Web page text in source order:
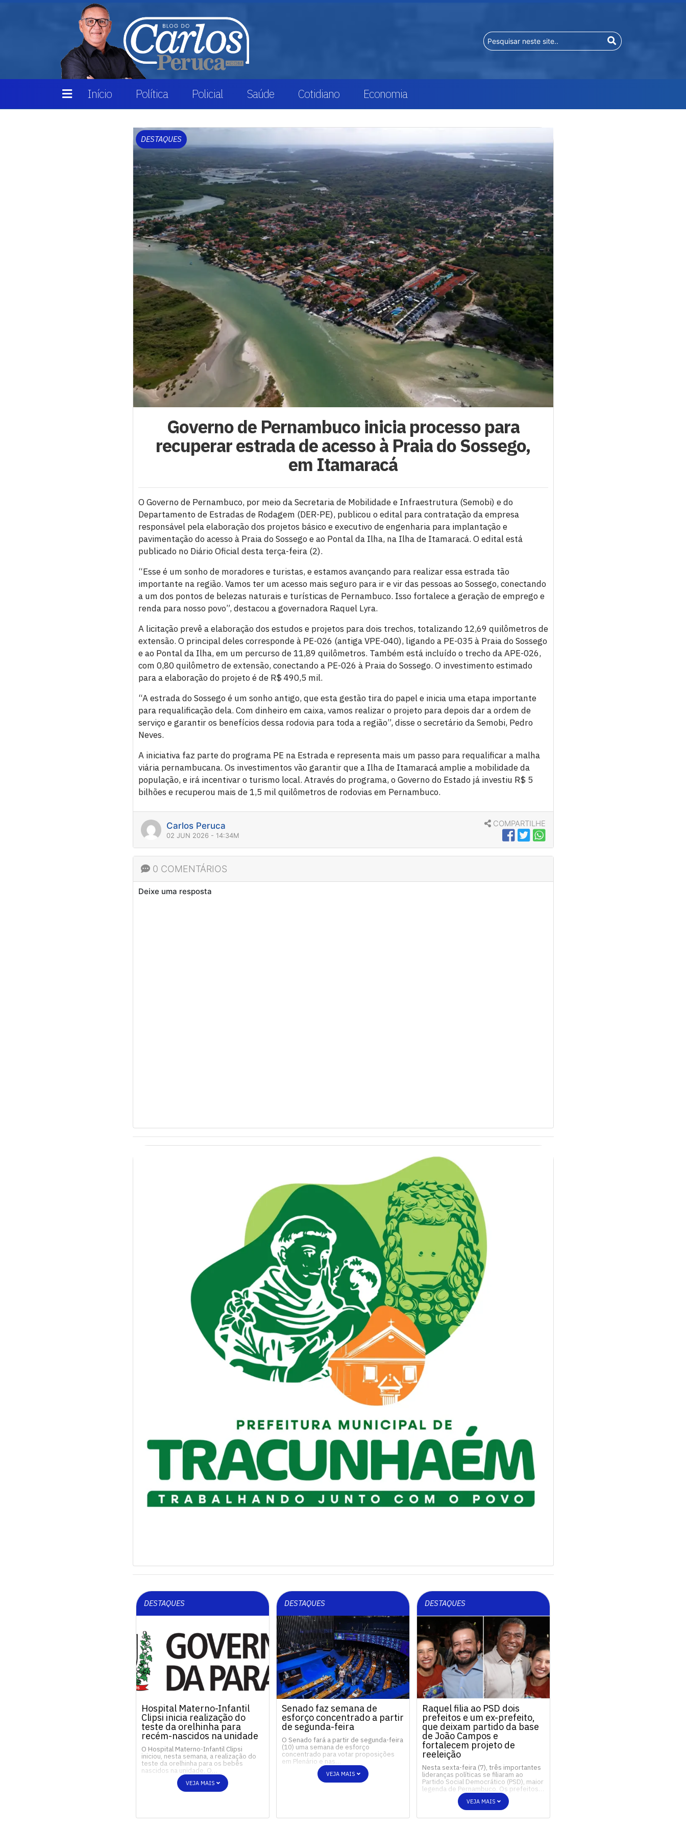
Início Política Policial Saúde Cotidiano Economia
DESTAQUES
Governo de Pernambuco inicia processo para
recuperar estrada de acesso à Praia do Sossego,
em Itamaracá
O Governo de Pernambuco, por meio da Secretaria de Mobilidade e Infraestrutura (Semobi) e do
Departamento de Estradas de Rodagem (DER-PE), publicou o edital para contratação da empresa
responsável pela elaboração dos projetos básico e executivo de engenharia para implantação e
pavimentação do acesso à Praia do Sossego e ao Pontal da Ilha, na Ilha de Itamaracá. O edital está
publicado no Diário Oficial desta terça-feira (2).
“Esse é um sonho de moradores e turistas, e estamos avançando para realizar essa estrada tão
importante na região. Vamos ter um acesso mais seguro para ir e vir das pessoas ao Sossego, conectando
a um dos pontos de belezas naturais e turísticas de Pernambuco. Isso fortalece a geração de emprego e
renda para nosso povo”, destacou a governadora Raquel Lyra.
A licitação prevê a elaboração dos estudos e projetos para dois trechos, totalizando 12,69 quilômetros de
extensão. O principal deles corresponde à PE-026 (antiga VPE-040), ligando a PE-035 à Praia do Sossego
e ao Pontal da Ilha, em um percurso de 11,89 quilômetros. Também está incluído o trecho da APE-026,
com 0,80 quilômetro de extensão, conectando a PE-026 à Praia do Sossego. O investimento estimado
para a elaboração do projeto é de R$ 490,5 mil.
“A estrada do Sossego é um sonho antigo, que esta gestão tira do papel e inicia uma etapa importante
para requalificação dela. Com dinheiro em caixa, vamos realizar o projeto para depois dar a ordem de
serviço e garantir os benefícios dessa rodovia para toda a região”, disse o secretário da Semobi, Pedro
Neves.
A iniciativa faz parte do programa PE na Estrada e representa mais um passo para requalificar a malha
viária pernambucana. Os investimentos vão garantir que a Ilha de Itamaracá amplie a mobilidade da
população, e irá incentivar o turismo local. Através do programa, o Governo do Estado já investiu R$ 5
bilhões e recuperou mais de 1,5 mil quilômetros de rodovias em Pernambuco.
Carlos Peruca
02 JUN 2026 - 14:34M
COMPARTILHE
0 COMENTÁRIOS
Deixe uma resposta
DESTAQUES
Hospital Materno-Infantil
Clipsi inicia realização do
teste da orelhinha para
recém-nascidos na unidade
O Hospital Materno-Infantil Clipsi
iniciou, nesta semana, a realização do
teste da orelhinha para os bebês
nascidos na unidade. O…
VEJA MAIS
DESTAQUES
Senado faz semana de
esforço concentrado a partir
de segunda-feira
O Senado fará a partir de segunda-feira
(10) uma semana de esforço
concentrado para votar proposições
em Plenário e nas…
VEJA MAIS
DESTAQUES
Raquel filia ao PSD dois
prefeitos e um ex-prefeito,
que deixam partido da base
de João Campos e
fortalecem projeto de
reeleição
Nesta sexta-feira (7), três importantes
lideranças políticas se filiaram ao
Partido Social Democrático (PSD), maior
legenda de Pernambuco. Os prefeitos…
VEJA MAIS